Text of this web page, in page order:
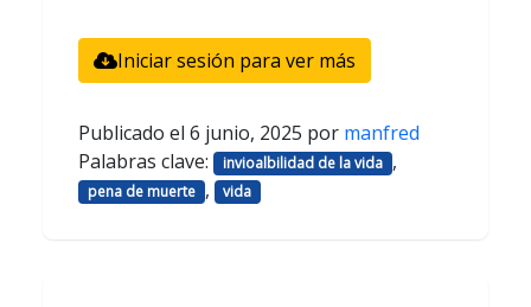
Iniciar sesión para ver más
Publicado el 6 junio, 2025 por manfred
Palabras clave:
invioalbilidad de la vida ,
pena de muerte , vida